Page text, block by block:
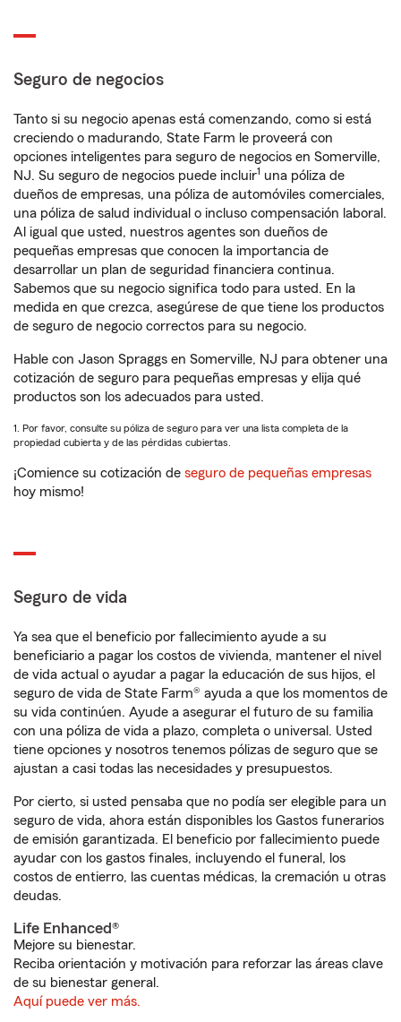
Seguro de negocios
Tanto si su negocio apenas está comenzando, como si está
creciendo o madurando, State Farm le proveerá con
opciones inteligentes para seguro de negocios en Somerville,
NJ. Su seguro de negocios puede incluir1 una póliza de
dueños de empresas, una póliza de automóviles comerciales,
una póliza de salud individual o incluso compensación laboral.
Al igual que usted, nuestros agentes son dueños de
pequeñas empresas que conocen la importancia de
desarrollar un plan de seguridad financiera continua.
Sabemos que su negocio significa todo para usted. En la
medida en que crezca, asegúrese de que tiene los productos
de seguro de negocio correctos para su negocio.
Hable con Jason Spraggs en Somerville, NJ para obtener una
cotización de seguro para pequeñas empresas y elija qué
productos son los adecuados para usted.
1. Por favor, consulte su póliza de seguro para ver una lista completa de la
propiedad cubierta y de las pérdidas cubiertas.
¡Comience su cotización de seguro de pequeñas empresas
hoy mismo!
Seguro de vida
Ya sea que el beneficio por fallecimiento ayude a su
beneficiario a pagar los costos de vivienda, mantener el nivel
de vida actual o ayudar a pagar la educación de sus hijos, el
seguro de vida de State Farm® ayuda a que los momentos de
su vida continúen. Ayude a asegurar el futuro de su familia
con una póliza de vida a plazo, completa o universal. Usted
tiene opciones y nosotros tenemos pólizas de seguro que se
ajustan a casi todas las necesidades y presupuestos.
Por cierto, si usted pensaba que no podía ser elegible para un
seguro de vida, ahora están disponibles los Gastos funerarios
de emisión garantizada. El beneficio por fallecimiento puede
ayudar con los gastos finales, incluyendo el funeral, los
costos de entierro, las cuentas médicas, la cremación u otras
deudas.
Life Enhanced®
Mejore su bienestar.
Reciba orientación y motivación para reforzar las áreas clave
de su bienestar general.
Aquí puede ver más.